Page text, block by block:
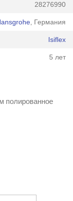
28276990
, Германия
Isiflex
5 лет
полированное